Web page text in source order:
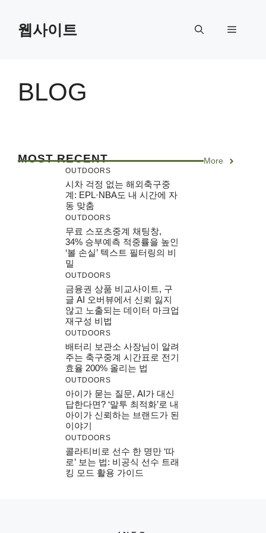
content웹사이트 Menu
BLOG
MOST RECENT More
OUTDOORS
시차 걱정 없는 해외축구중
계: EPL·NBA도 내 시간에 자
동 맞춤
OUTDOORS
무료 스포츠중계 채팅창,
34% 승부예측 적중률을 높인
‘볼 손실’ 텍스트 필터링의 비
밀
OUTDOORS
금융권 상품 비교사이트, 구
글 AI 오버뷰에서 신뢰 잃지
않고 노출되는 데이터 마크업
재구성 비법
OUTDOORS
배터리 보관소 사장님이 알려
주는 축구중계 시간표로 전기
효율 200% 올리는 법
OUTDOORS
아이가 묻는 질문, AI가 대신
답한다면? ‘말투 최적화’로 내
아이가 신뢰하는 브랜드가 된
이야기
OUTDOORS
콜라티비로 선수 한 명만 ‘따
로’ 보는 법: 비공식 선수 트래
킹 모드 활용 가이드